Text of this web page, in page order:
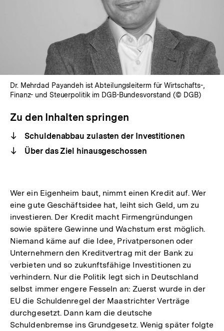
Dr. Mehrdad Payandeh ist Abteilungsleiterm für Wirtschafts-,
Finanz- und Steuerpolitik im DGB-Bundesvorstand (© DGB)
Zu den Inhalten springen
Schuldenabbau zulasten der Investitionen
Über das Ziel hinausgeschossen
Wer ein Eigenheim baut, nimmt einen Kredit auf. Wer
eine gute Geschäftsidee hat, leiht sich Geld, um zu
investieren. Der Kredit macht Firmengründungen
sowie spätere Gewinne und Wachstum erst möglich.
Niemand käme auf die Idee, Privatpersonen oder
Unternehmern den Kreditvertrag mit der Bank zu
verbieten und so zukunftsfähige Investitionen zu
verhindern. Nur die Politik legt sich in Deutschland
selbst immer engere Fesseln an: Zuerst wurde in der
EU die Schuldenregel der Maastrichter Verträge
durchgesetzt. Dann kam die deutsche
Schuldenbremse ins Grundgesetz. Wenig später folgte